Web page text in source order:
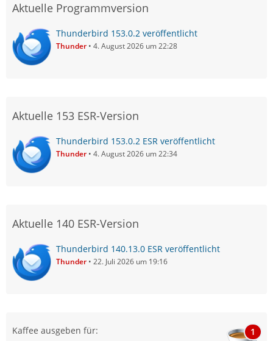
Aktuelle Programmversion
Thunderbird 153.0.2 veröffentlicht
Thunder 4. August 2026 um 22:28
Aktuelle 153 ESR-Version
Thunderbird 153.0.2 ESR veröffentlicht
Thunder 4. August 2026 um 22:34
Aktuelle 140 ESR-Version
Thunderbird 140.13.0 ESR veröffentlicht
Thunder 22. Juli 2026 um 19:16
Kaffee ausgeben für: 1